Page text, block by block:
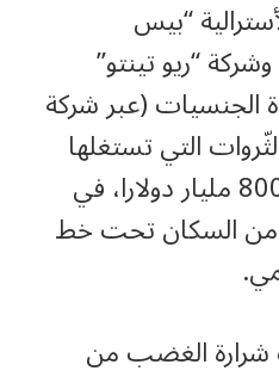
“بيس
“ريو تينتو”
الجنسيات (عبر شركة
التي تستغلها
هذه الشركات بحوالي 800 مليار دولارا، في
نحو 75% من السكان تحت خط
شرارة الغضب من